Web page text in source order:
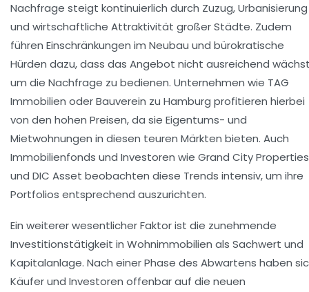
Nachfrage steigt kontinuierlich durch Zuzug, Urbanisierung
und wirtschaftliche Attraktivität großer Städte. Zudem
führen Einschränkungen im Neubau und bürokratische
Hürden dazu, dass das Angebot nicht ausreichend
um die Nachfrage zu bedienen. Unternehmen wie TAG
Immobilien oder Bauverein zu Hamburg profitieren hierbei
von den hohen Preisen, da sie Eigentums- und
Mietwohnungen in diesen teuren Märkten bieten. Auch
Immobilienfonds und Investoren wie Grand City Properties
und DIC Asset beobachten diese Trends intensiv, um ihre
Portfolios entsprechend auszurichten.
Ein weiterer wesentlicher Faktor ist die zunehmende
Investitionstätigkeit in Wohnimmobilien als Sachwert und
Kapitalanlage. Nach einer Phase des Abwartens haben
Käufer und Investoren offenbar auf die neuen